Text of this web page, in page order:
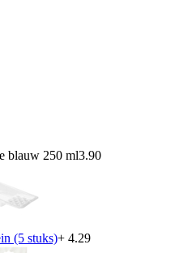
blauw 250 ml3.90
(5 stuks)+ 4.29